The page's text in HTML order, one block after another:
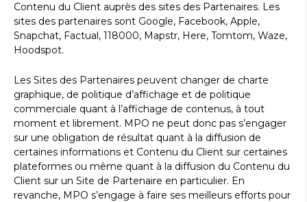
Contenu du Client auprès des sites des Partenaires. Les
sites des partenaires sont Google, Facebook, Apple,
Snapchat, Factual, 118000, Mapstr, Here, Tomtom, Waze,
Hoodspot.
Les Sites des Partenaires peuvent changer de charte
graphique, de politique d’affichage et de politique
commerciale quant à l’affichage de contenus, à tout
moment et librement. MPO ne peut donc pas s’engager
sur une obligation de résultat quant à la diffusion de
certaines informations et Contenu du Client sur certaines
plateformes ou même quant à la diffusion du Contenu du
Client sur un Site de Partenaire en particulier. En
revanche, MPO s’engage à faire ses meilleurs efforts pour